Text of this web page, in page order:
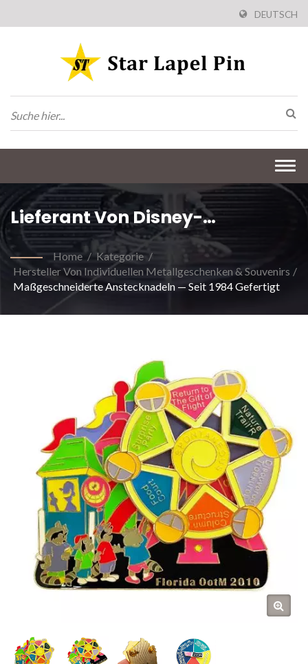
DEUTSCH
Lieferant Von Disney-
Anstecknadeln
Home / Kategorie /
Hersteller Von Individuellen Metallgeschenken & Souvenirs /
Maßgeschneiderte Anstecknadeln — Seit 1984 Gefertigt